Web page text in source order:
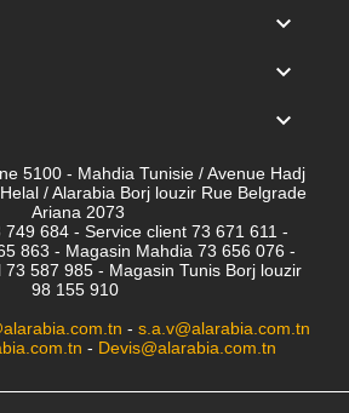



5100 - Mahdia Tunisie / Avenue Hadj
/ Alarabia Borj louzir Rue Belgrade
Ariana 2073
749 684 - Service client 73 671 611 -
863 - Magasin Mahdia 73 656 076 -
73 587 985 - Magasin Tunis Borj louzir
98 155 910
- s.a.v@alarabia.com.tn
- Devis@alarabia.com.tn